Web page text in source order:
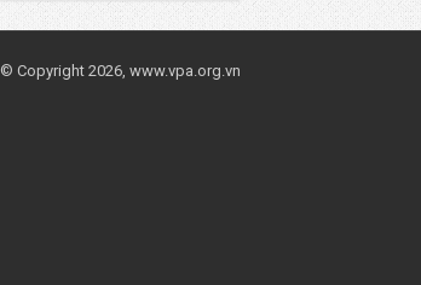
© Copyright 2026, www.vpa.org.vn